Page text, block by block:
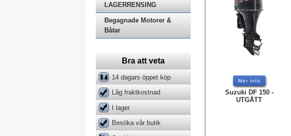
LAGERRENSING
Begagnade Motorer &
Båtar
Bra att veta
14 dagars öppet köp
Låg fraktkostnad
I lager
Besöka vår butik
Mer info
Suzuki DF 150 -
UTGÅTT